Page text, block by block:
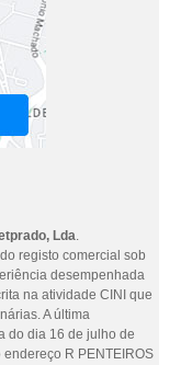
Lda.
registo comercial sob
desempenhada
na atividade CINI que
A última
do dia 16 de julho de
R PENTEIROS